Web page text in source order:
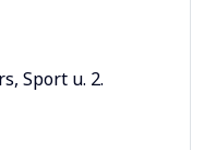
Sport u. 2.